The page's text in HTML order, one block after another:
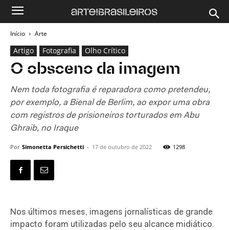
Início Arte
Artigo Fotografia Olho Crítico
O obsceno da imagem
Nem toda fotografia é reparadora como pretendeu,
por exemplo, a Bienal de Berlim, ao expor uma obra
com registros de prisioneiros torturados em Abu
Ghraib, no Iraque
Por Simonetta Persichetti - 17 de outubro de 2022 1298
Nos últimos meses, imagens jornalísticas de grande
impacto foram utilizadas pelo seu alcance midiático.